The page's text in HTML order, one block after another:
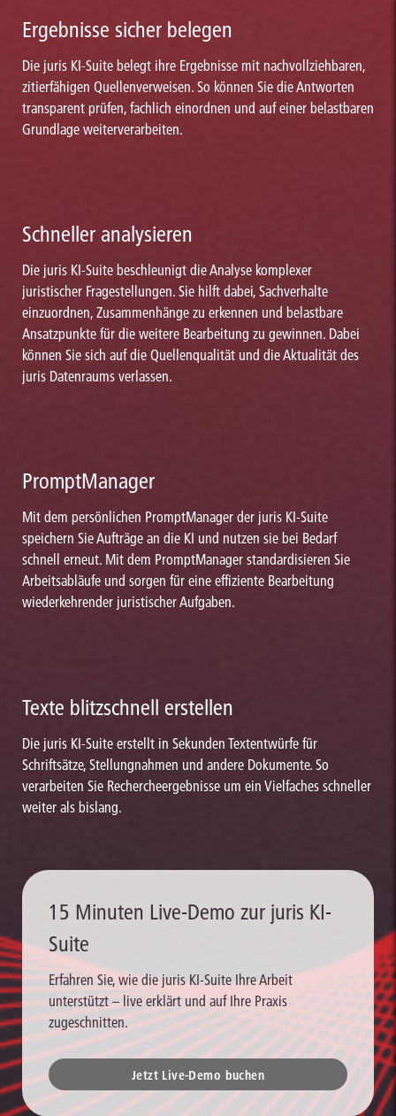
Ergebnisse sicher belegen
Die juris KI-Suite belegt ihre Ergebnisse mit nachvollziehbaren,
zitierfähigen Quellenverweisen. So können Sie die Antworten
transparent prüfen, fachlich einordnen und auf einer belastbaren
Grundlage weiterverarbeiten.
Schneller analysieren
Die juris KI-Suite beschleunigt die Analyse komplexer
juristischer Fragestellungen. Sie hilft dabei, Sachverhalte
einzuordnen, Zusammenhänge zu erkennen und belastbare
Ansatzpunkte für die weitere Bearbeitung zu gewinnen. Dabei
können Sie sich auf die Quellenqualität und die Aktualität des
juris Datenraums verlassen.
PromptManager
Mit dem persönlichen PromptManager der juris KI-Suite
speichern Sie Aufträge an die KI und nutzen sie bei Bedarf
schnell erneut. Mit dem PromptManager standardisieren Sie
Arbeitsabläufe und sorgen für eine effiziente Bearbeitung
wiederkehrender juristischer Aufgaben.
Texte blitzschnell erstellen
Die juris KI-Suite erstellt in Sekunden Textentwürfe für
Schriftsätze, Stellungnahmen und andere Dokumente. So
verarbeiten Sie Rechercheergebnisse um ein Vielfaches schneller
weiter als bislang.
15 Minuten Live-Demo zur juris KI-
Suite
Erfahren Sie, wie die juris KI-Suite Ihre Arbeit
unterstützt – live erklärt und auf Ihre Praxis
zugeschnitten.
Jetzt Live-Demo buchen